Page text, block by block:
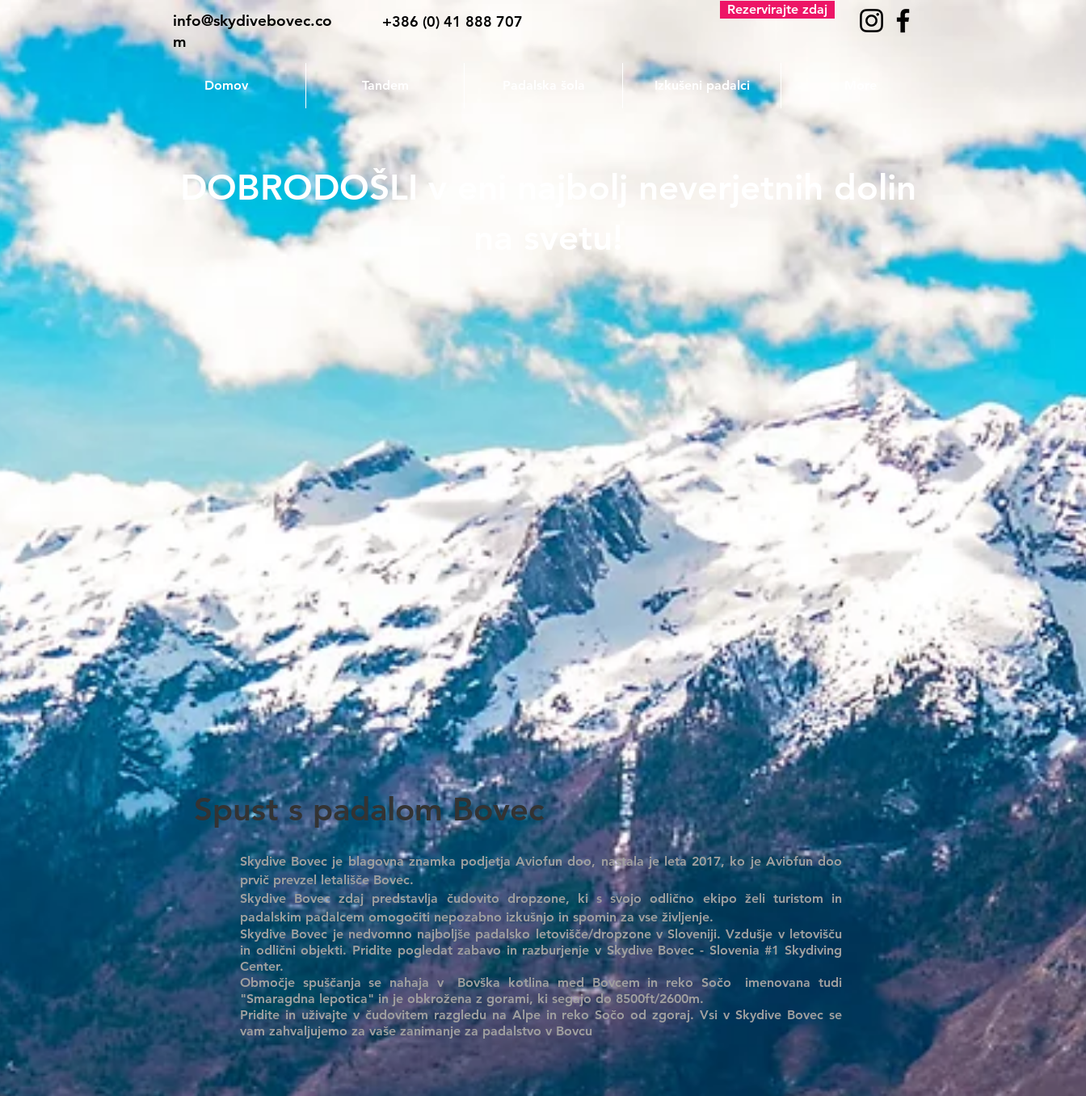
info@skydivebovec.co
m
+386 (0) 41 888 707
Rezervirajte zdaj
Domov Tandem Izkušeni padalci
DOBRODOŠLI v eni najbolj neverjetnih dolin
na svetu!
Spust s padalom Bovec
Skydive Bovec je blagovna znamka podjetja Aviofun doo, nastala je leta 2017, ko je Aviofun doo
prvič prevzel letališče Bovec.
Skydive Bovec zdaj predstavlja čudovito dropzone, ki s svojo odlično ekipo želi turistom in
padalskim padalcem omogočiti nepozabno izkušnjo in spomin za vse življenje.
Skydive Bovec je nedvomno najboljše padalsko letovišče/dropzone v Sloveniji. Vzdušje v letovišču
in odlični objekti. Pridite pogledat zabavo in razburjenje v Skydive Bovec - Slovenia #1 Skydiving
Center.
Območje spuščanja se nahaja v
Bovška kotlina med Bovcem in reko Sočo
imenovana tudi
"Smaragdna lepotica" in je obkrožena z gorami, ki segajo do 8500ft/2600m.
Pridite in uživajte v čudovitem razgledu na Alpe in reko Sočo od zgoraj. Vsi v Skydive Bovec se
vam zahvaljujemo za vaše zanimanje za padalstvo v Bovcu